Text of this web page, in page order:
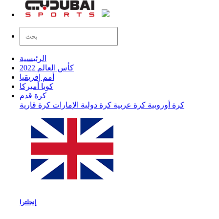
الرئيسية
كأس العالم 2022
أمم إفريقيا
كوبا أميركا
كرة قدم
كرة أوروبية كرة عربية كرة دولية الإمارات كرة قارية
إنجلترا